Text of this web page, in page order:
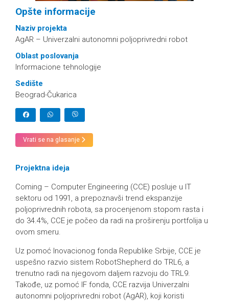
Opšte informacije
Naziv projekta
AgAR – Univerzalni autonomni poljoprivredni robot
Oblast poslovanja
Informacione tehnologije
Sedište
Beograd-Čukarica
Vrati se na glasanje
Projektna ideja
Coming – Computer Engineering (CCE) posluje u IT
sektoru od 1991, a prepoznavši trend ekspanzije
poljoprivrednih robota, sa procenjenom stopom rasta i
do 34.4%, CCE je počeo da radi na proširenju portfolija u
ovom smeru.
Uz pomoć Inovacionog fonda Republike Srbije, CCE je
uspešno razvio sistem RobotShepherd do TRL6, a
trenutno radi na njegovom daljem razvoju do TRL9.
Takođe, uz pomoć IF fonda, CCE razvija Univerzalni
autonomni poljoprivredni robot (AgAR), koji koristi